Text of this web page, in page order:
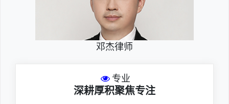
邓杰律师
专业
深耕厚积聚焦专注